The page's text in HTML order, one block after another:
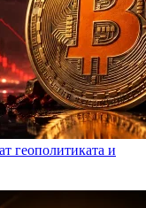
геополитиката и